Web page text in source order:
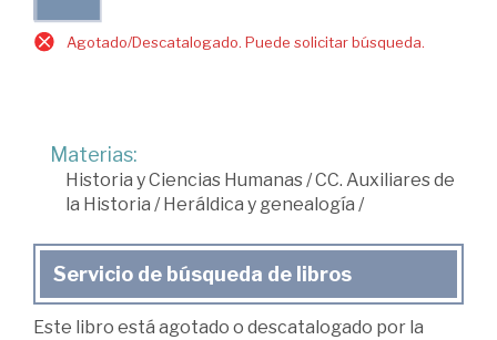
Agotado/Descatalogado. Puede solicitar búsqueda.
Materias:
Historia y Ciencias Humanas/CC. Auxiliares de
la Historia /Heráldica y genealogía /
Servicio de búsqueda de libros
Este libro está agotado o descatalogado por la